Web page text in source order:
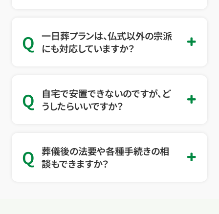
Q 一日葬プランは、仏式以外の宗派
にも対応していますか？
Q
自宅で安置できないのですが、ど
うしたらいいですか？
Q 葬儀後の法要や各種手続きの相
談もできますか？